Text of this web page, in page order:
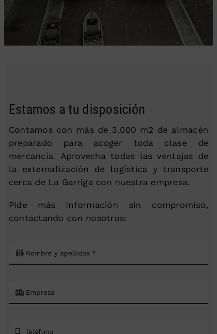
Estamos a tu disposición
Contamos con más de 3.000 m2 de almacén
preparado para acoger toda clase de
mercancía. Aprovecha todas las ventajas de
la externalización de logística y transporte
cerca de La Garriga con nuestra empresa.
Pide más información sin compromiso,
contactando con nosotros: